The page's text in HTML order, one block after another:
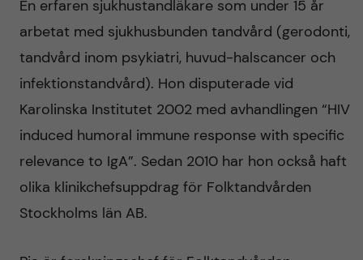
En erfaren sjukhustandläkare som under 15 år
arbetat med sjukhusbunden tandvård (gerodonti,
tandvård inom psykiatri, huvud-halscancer och
infektionstandvård). Hon disputerade vid
Karolinska Institutet 2002 med avhandlingen “HIV
induced humoral immune response with specific
relevance to IgA”. Sedan 2010 har hon också haft
olika klinikchefsuppdrag för Folktandvården
Stockholms län AB.